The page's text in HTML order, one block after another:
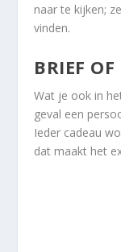
naar te kijken;
vinden.
BRIEF OF
Wat je ook in
geval een
Ieder cadeau
dat maakt het